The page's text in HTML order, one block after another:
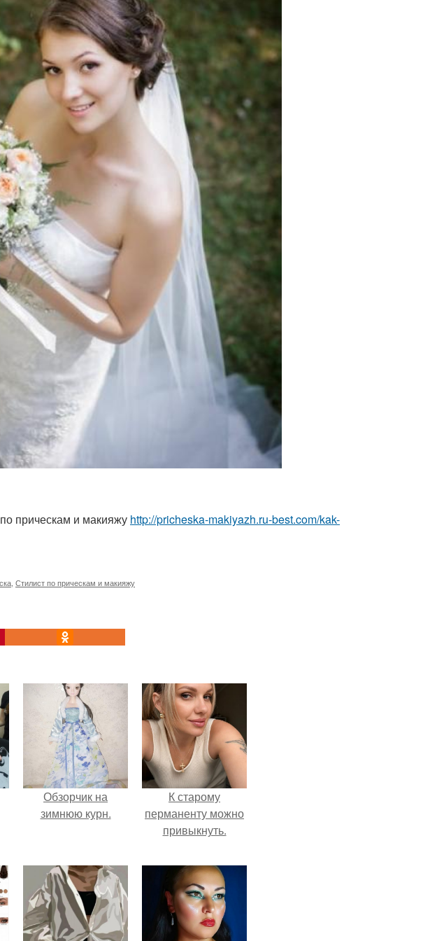
прическам и макияжу http://pricheska-makiyazh.ru-best.com/kak-
, Стилист по прическам и макияжу
Обзорчик на
зимнюю курн.
К старому
перманенту можно
привыкнуть.